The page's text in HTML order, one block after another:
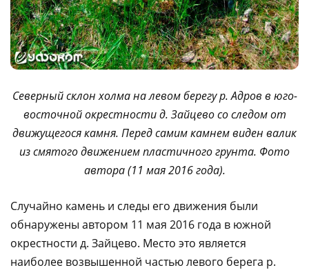
Северный склон холма на левом берегу р. Адров в юго-
восточной окрестности д. Зайцево со следом от
движущегося камня. Перед самим камнем виден валик
из смятого движением пластичного грунта. Фото
автора (11 мая 2016 года).
Случайно камень и следы его движения были
обнаружены автором 11 мая 2016 года в южной
окрестности д. Зайцево. Место это является
наиболее возвышенной частью левого берега р.